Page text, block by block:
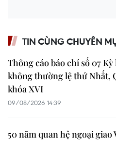
TIN CÙNG CHUYÊN
Thông cáo báo chí số 07 Kỳ
không thường lệ thứ Nhất,
khóa XVI
09/08/2026 14:39
50 năm quan hệ ngoại giao